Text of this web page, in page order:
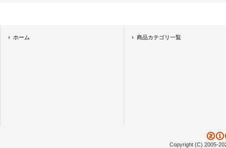
ホーム 商品カテゴリ一覧
Copyright (C) 2005-